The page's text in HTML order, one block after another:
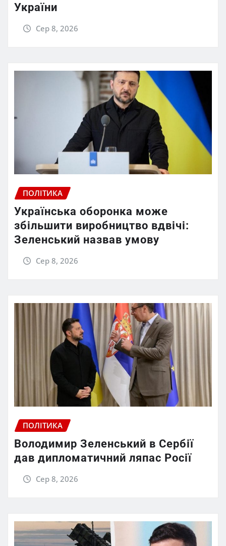
України
Сер 8, 2026
ПОЛІТИКА
Українська оборонка може
збільшити виробництво вдвічі:
Зеленський назвав умову
Сер 8, 2026
ПОЛІТИКА
Володимир Зеленський в Сербії
дав дипломатичний ляпас Росії
Сер 8, 2026